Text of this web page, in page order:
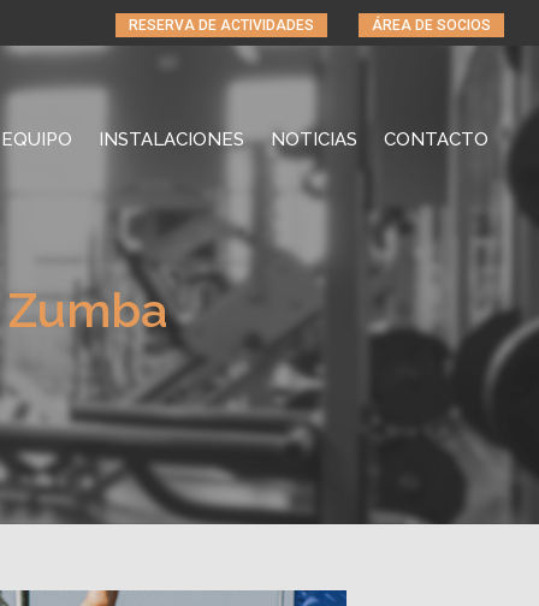
RESERVA DE ACTIVIDADES ÁREA DE SOCIOS
EQUIPO INSTALACIONES NOTICIAS CONTACTO